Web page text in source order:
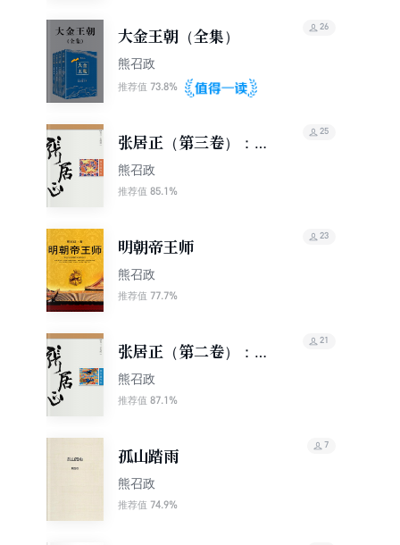
大金王朝（全集）
熊召政
推荐值 73.8%
26
张居正（第三卷）：金
缕曲
熊召政
推荐值 85.1%
25
明朝帝王师
熊召政
推荐值 77.7%
23
张居正（第二卷）：水
龙吟
熊召政
推荐值 87.1%
21
孤山踏雨
熊召政
推荐值 74.9%
7